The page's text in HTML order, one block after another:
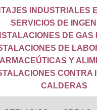
INDUSTRIALES
SERVICIOS DE
DE
DE
Y
CONTRA
CALDERAS